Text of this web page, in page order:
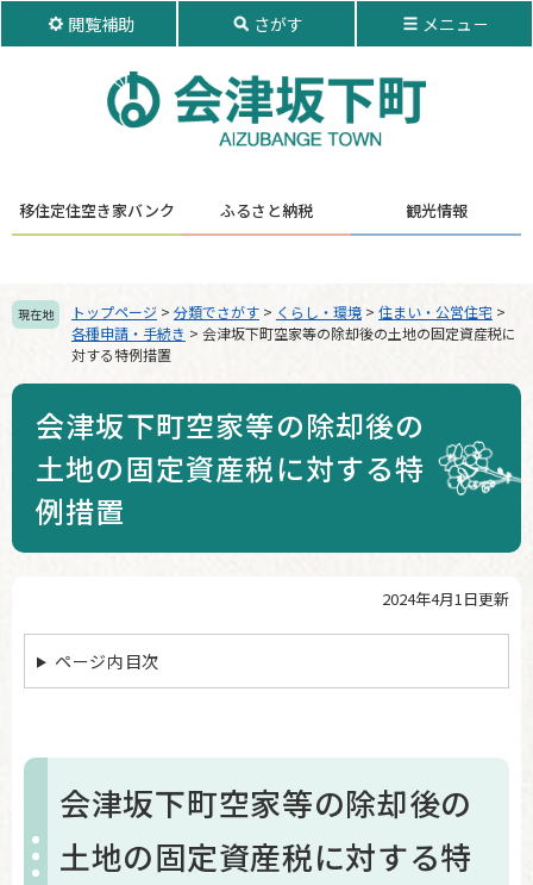
本
閲覧補助 さがす メニュ－
移住定住空き家バンク ふるさと納税 観光情報
現在地 トップページ > 分類でさがす > くらし・環境 > 住まい・公営住宅 >
各種申請・手続き > 会津坂下町空家等の除却後の土地の固定資産税に
対する特例措置
会津坂下町空家等の除却後の
土地の固定資産税に対する特
例措置
2024年4月1日更新
ページ内目次
会津坂下町空家等の除却後の
土地の固定資産税に対する特